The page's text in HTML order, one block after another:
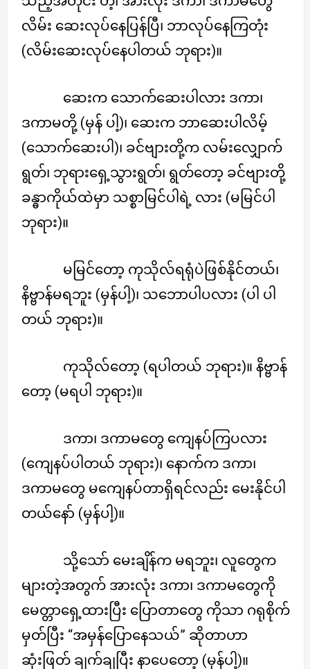
လိမ်း ဆေးလုပ်နေပြန်ပြီ၊ ဘာလုပ်နေကြတုံး
(လိမ်းဆေးလုပ်နေပါတယ် ဘုရား)။
ဆေးက သောက်ဆေးပါလား ဒကာ၊
ဒကာမတို့ (မှန် ပါ့)၊ ဆေးက ဘာဆေးပါလိမ့်
(သောက်ဆေးပါ)၊ ခင်ဗျားတို့က လမ်းလျှောက်
ရွတ်၊ ဘုရားရှေ့သွားရွတ်၊ ရွတ်တော့ ခင်ဗျားတို့
ခန္ဓာကိုယ်ထဲမှာ သစ္စာမြင်ပါရဲ့ လား (မမြင်ပါ
ဘုရား)။
မမြင်တော့ ကုသိုလ်ရရုံပဲဖြစ်နိုင်တယ်၊
နိဗ္ဗာန်မရဘူး (မှန်ပါ့)၊ သဘောပါပလား (ပါ ပါ
တယ် ဘုရား)။
ကုသိုလ်တော့ (ရပါတယ် ဘုရား)။ နိဗ္ဗာန်
တော့ (မရပါ ဘုရား)။
ဒကာ၊ ဒကာမတွေ ကျေနပ်ကြပလား
(ကျေနပ်ပါတယ် ဘုရား)၊ နောက်က ဒကာ၊
ဒကာမတွေ မကျေနပ်တာရှိရင်လည်း မေးနိုင်ပါ
တယ်နော် (မှန်ပါ့)။
သို့သော် မေးချိန်က မရဘူး၊ လူတွေက
များတဲ့အတွက် အားလုံး ဒကာ၊ ဒကာမတွေကို
မေတ္တာရှေ့ထားပြီး ပြောတာတွေ ကိုသာ ဂရုစိုက်
မှတ်ပြီး “အမှန်ပြောနေသယ်” ဆိုတာဟာ
ဆုံးဖြတ် ချက်ချပြီး နာပေတော့ (မှန်ပါ့)။